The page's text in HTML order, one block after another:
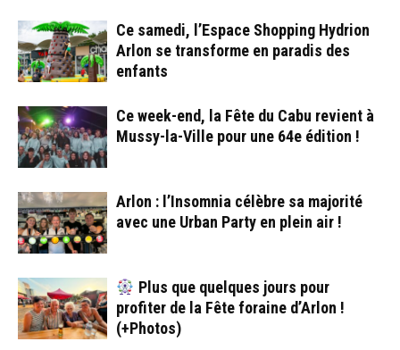
Ce samedi, l’Espace Shopping Hydrion
Arlon se transforme en paradis des
enfants
Ce week-end, la Fête du Cabu revient à
Mussy-la-Ville pour une 64e édition !
Arlon : l’Insomnia célèbre sa majorité
avec une Urban Party en plein air !
Plus que quelques jours pour
profiter de la Fête foraine d’Arlon !
(+Photos)